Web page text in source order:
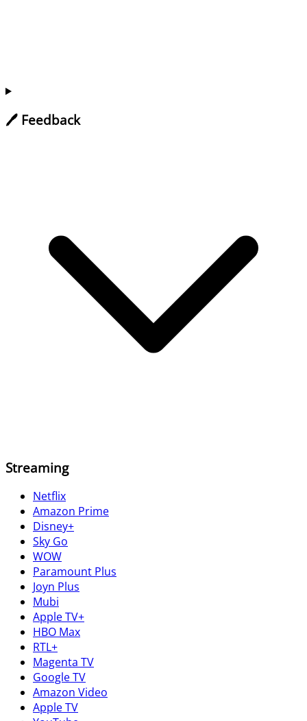
🖊️ Feedback
Streaming
Netflix
Amazon Prime
Disney+
Sky Go
WOW
Paramount Plus
Joyn Plus
Mubi
Apple TV+
HBO Max
RTL+
Magenta TV
Google TV
Amazon Video
Apple TV